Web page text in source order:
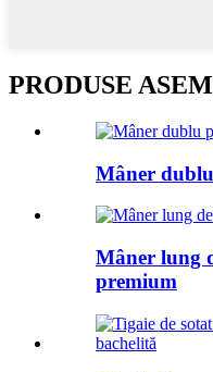
PRODUSE
Mâner
Mâner lung
premium